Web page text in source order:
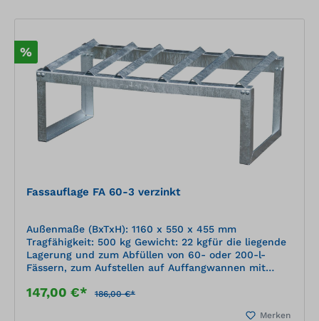
%
Fassauflage FA 60-3 verzinkt
Außenmaße (BxTxH): 1160 x 550 x 455 mm
Tragfähigkeit: 500 kg Gewicht: 22 kgfür die liegende
Lagerung und zum Abfüllen von 60- oder 200-l-
Fässern, zum Aufstellen auf Auffangwannen mit
147,00 €* 186,00 €*
Merken